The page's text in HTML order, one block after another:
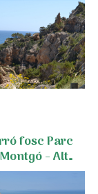
fosc Parc
- Alt